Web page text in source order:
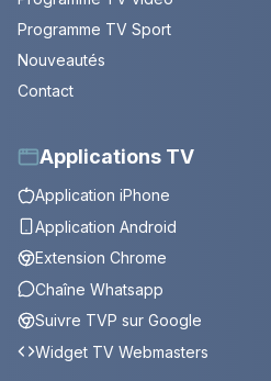
Programme TV Sport
Nouveautés
Contact
Applications TV
Application iPhone
Application Android
Extension Chrome
Chaîne Whatsapp
Suivre TVP sur Google
Widget TV Webmasters